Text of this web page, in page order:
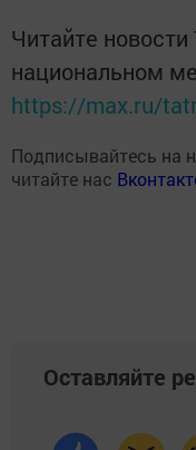
Читайте новости
национальном
https://max.ru/
Подписывайтесь на
читайте нас
Оставляйте